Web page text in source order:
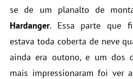
se de um planalto de
Hardanger. Essa parte que
estava toda coberta de neve
ainda era outono, e um dos
mais impressionaram foi ver